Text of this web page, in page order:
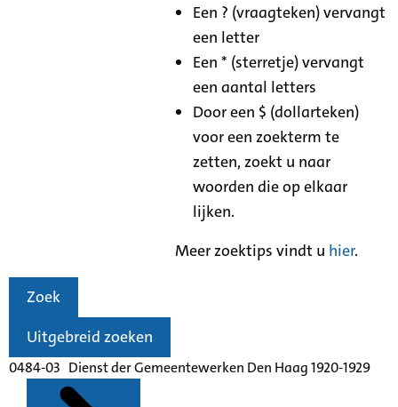
Een ? (vraagteken) vervangt
een letter
Een * (sterretje) vervangt
een aantal letters
Door een $ (dollarteken)
voor een zoekterm te
zetten, zoekt u naar
woorden die op elkaar
lijken.
Meer zoektips vindt u hier.
Zoek
Uitgebreid zoeken
0484-03 Dienst der Gemeentewerken Den Haag 1920-1929